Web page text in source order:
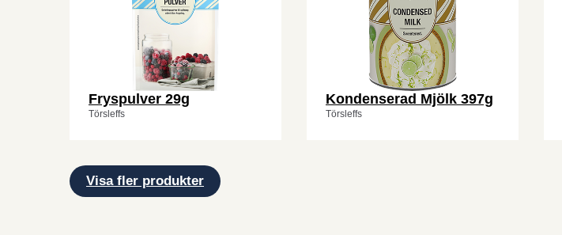
Fryspulver 29g
Törsleffs
Kondenserad Mjölk 397g
Törsleffs
Visa fler produkter